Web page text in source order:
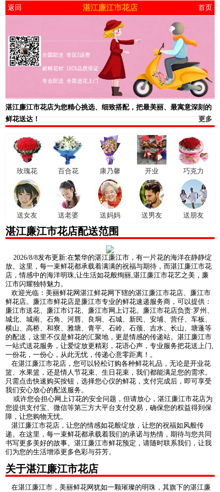
返回 湛江廉江市花店 首页
湛江廉江市花店为您精心挑选、细致搭配，把最美丽、最寓意深刻的
鲜花送达！
更多
玫瑰花 百合花 康乃馨 开业 巧克力
送女友 送老婆 送妈妈 送男友 送朋友
湛江廉江市花店配送范围
2026/8/8发布更新:在繁华的湛江廉江市，有一片花的海洋在静静绽
放。这里，每一束鲜花都承载着满满的祝福与期待，而湛江廉江市花
店，情感中的海洋明珠,让生活如花般绚丽,湛江廉江市花艺之美，廉
江市闪耀独特魅力。
欢迎光临：美丽鲜花网湛江鲜花网下辖的湛江廉江市花店、廉江市
鲜花店。廉江市鲜花店是廉江市专业的鲜花速递服务商，可以提供：
廉江市送花、廉江市订花、廉江市网上订花。廉江市花店负责:罗州、
城北、城南、石角、河唇、良垌、石城、新民、安埔、营仔、车板、
横山、高桥、和寮、雅塘、青平、石岭、石颈、吉水、长山、塘蓬等
的配送，这里不仅是鲜花的汇聚地，更是情感的传递站。湛江廉江市
一站式送花服务，让爱绽放更精彩，花语心声，专业服务把花送上门,
一份花，一份心，从此无忧，传递心意零距离！。
在湛江廉江市花店，您可以轻松订购各种鲜花礼品，无论是开业花
篮、水果篮，还是情人节花束、生日花束，我们都能满足您的需求。
只需点击快速购买按钮，选择您心仪的鲜花，支付完成后，即可享受
我们安心放心的配送服务。
或许您会担心网上订花的安全问题，但请放心，湛江廉江市花店为
您提供支付宝、微信等第三方大平台支付交易，确保您的权益得到保
障，让您购物无忧。
湛江廉江市花店，让您的情感如花般绽放，让您的祝福如风般传
递。在这里，每一束鲜花都承载着我们的承诺与热情，期待与您共同
书写更多美好的故事。湛江廉江市鲜花预定，请随时联系我们，让我
们为您的生活增添更多色彩与芬芳。
关于湛江廉江市花店
在湛江廉江市，美丽鲜花网犹如一颗璀璨的明珠，其旗下的湛江廉